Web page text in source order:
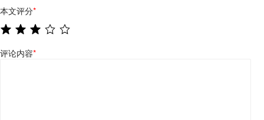
本文评分*
评论内容*